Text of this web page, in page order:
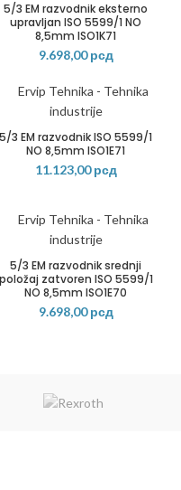
5/3 EM razvodnik eksterno
upravljan ISO 5599/1 NO
8,5mm ISO1K71
9.698,00рсд
5/3 EM razvodnik ISO 5599/1
NO 8,5mm ISO1E71
11.123,00рсд
5/3 EM razvodnik srednji
položaj zatvoren ISO 5599/1
NO 8,5mm ISO1E70
9.698,00рсд